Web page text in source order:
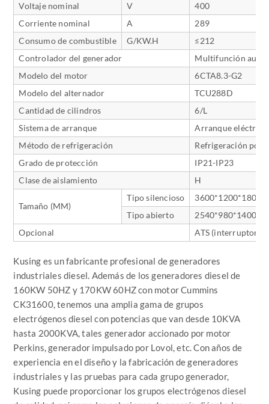
Voltaje nominal
V
400
Corriente nominal
A
289
Consumo de combustible
G/KW.H
≤212
Controlador del generador
Multifunción
Modelo del motor
6CTA8.3-G2
Modelo del alternador
TCU288D
Cantidad de cilindros
6/L
Sistema de arranque
Arranque eléctrico
Método de refrigeración
Refrigeración por
Grado de protección
IP21-IP23
Clase de aislamiento
H
Tamaño (MM)
Tipo silencioso
3600*1200*1800
Tipo abierto
2540*980*1400
Opcional
ATS (interruptor
Kusing es un fabricante profesional de generadores
industriales diesel. Además de los generadores diesel de
160KW 50HZ y 170KW 60HZ con motor Cummins
CK31600, tenemos una amplia gama de grupos
electrógenos diesel con potencias que van desde 10KVA
hasta 2000KVA, tales generador accionado por motor
Perkins, generador impulsado por Lovol, etc. Con años de
experiencia en el diseño y la fabricación de generadores
industriales y las pruebas para cada grupo generador,
Kusing puede proporcionar los grupos electrógenos diesel